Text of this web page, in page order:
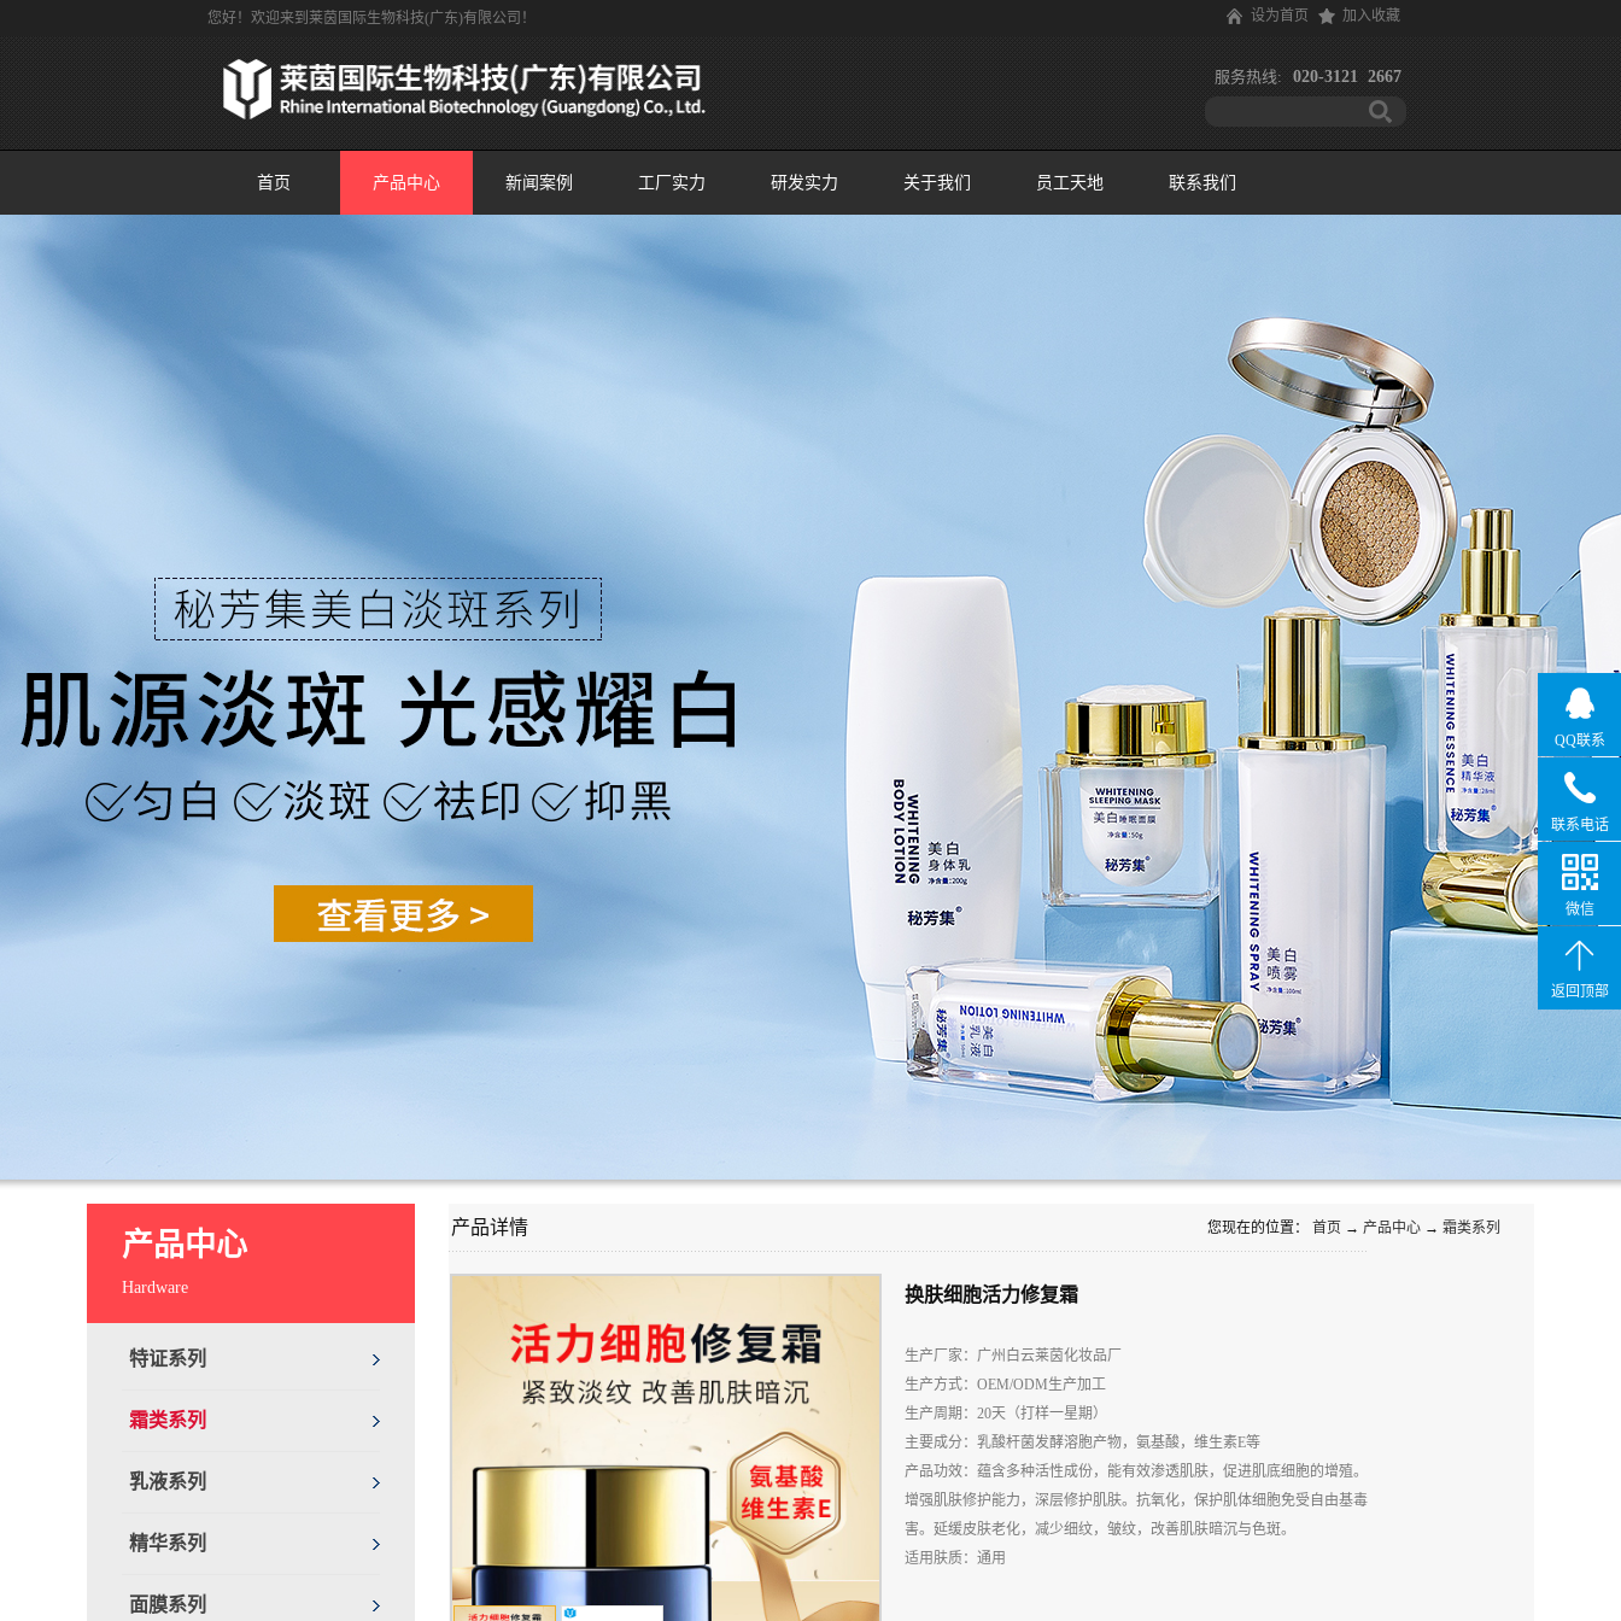
您好！欢迎来到莱茵国际生物科技(广东)有限公司！ 设为首页 加入收藏
服务热线: 020-3121 2667
首页 产品中心 新闻案例 工厂实力 研发实力 关于我们 员工天地 联系我们
产品中心
Hardware
特证系列
霜类系列
乳液系列
精华系列
面膜系列
产品详情 您现在的位置： 首页 → 产品中心 → 霜类系列
换肤细胞活力修复霜
生产厂家：广州白云莱茵化妆品厂
生产方式：OEM/ODM生产加工
生产周期：20天（打样一星期）
主要成分：乳酸杆菌发酵溶胞产物，氨基酸，维生素E等
产品功效：蕴含多种活性成份，能有效渗透肌肤，促进肌底细胞的增殖。
增强肌肤修护能力，深层修护肌肤。抗氧化，保护肌体细胞免受自由基毒
害。延缓皮肤老化，减少细纹，皱纹，改善肌肤暗沉与色斑。
适用肤质：通用
QQ联系
联系电话
微信
返回顶部